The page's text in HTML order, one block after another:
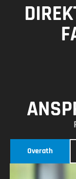
Overath